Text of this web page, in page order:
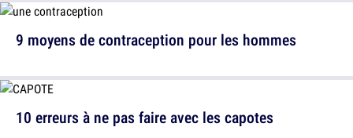
9 moyens de contraception pour les hommes
10 erreurs à ne pas faire avec les capotes